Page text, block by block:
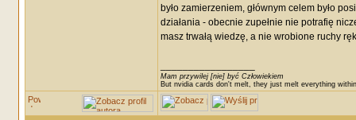
było zamierzeniem, głównym celem było
działania - obecnie zupełnie nie potrafię
masz trwałą wiedzę, a nie wrobione ruchy
Mam przywilej [nie] być Człowiekiem
But nvidia cards don't melt, they just melt everything